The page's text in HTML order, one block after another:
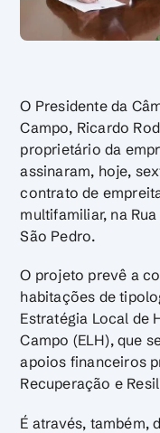
O Presidente da
Campo, Ricardo
proprietário da
assinaram, hoje,
contrato de
multifamiliar, na
São Pedro.
O projeto prevê a
habitações de
Estratégia Local de
Campo (ELH), que
apoios financeiros
Recuperação e
É através, também,